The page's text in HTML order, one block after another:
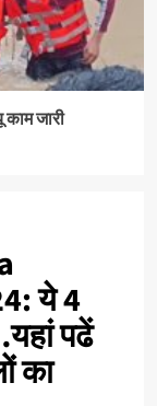
जारी
ये 4
पढें
का